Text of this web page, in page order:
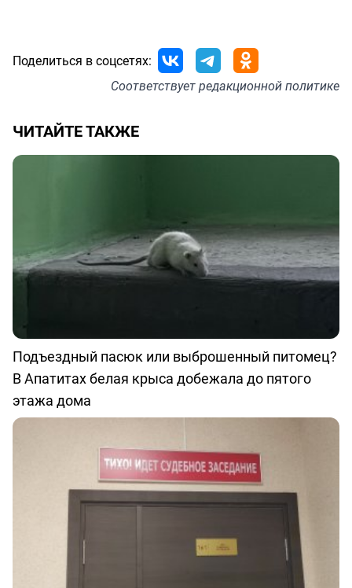
Поделиться в соцсетях:
Соответствуетредакционной политике
ЧИТАЙТЕ ТАКЖЕ
Подъездный пасюк или выброшенный питомец?
В Апатитах белая крыса добежала до пятого
этажа дома